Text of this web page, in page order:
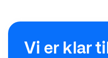
Vi er klar